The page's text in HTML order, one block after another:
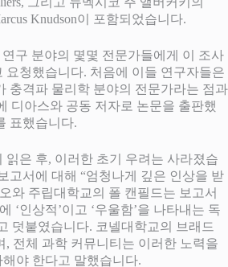
Knudson이 포함되었습니다.
구 분야의 몇몇 전문가들에게 이 조사
요청했습니다. 처음에 이들 연구자들은
충격파 물리학 분야의 전문가라는 점과
디아스와 공동 저자로 논문을 출판했
표했습니다.
읽은 후, 이러한 초기 우려는 사라졌습
고서에 대해 “엄청나게 깊은 인상을 받
와 주립대학교의 폴 캔필드는 보고서
‘인상적’이고 ‘우울함’을 나타내는 독
덧붙였습니다. 코넬대학교의 브래드
, 전체 과학 커뮤니티는 이러한 노력을
야 한다고 말했습니다.